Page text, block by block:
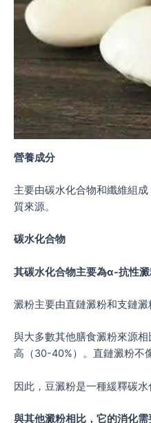
營養成分
主要由碳水化合物和纖維組
質來源。
碳水化合物
其碳水化合物主要為ɑ-抗性澱
澱粉主要由直鏈澱粉和支鏈澱
與大多數其他膳食澱粉來源
高（30-40%）。直鏈澱粉不
因此，豆澱粉是一種緩釋碳水
與其他澱粉相比，它的消化